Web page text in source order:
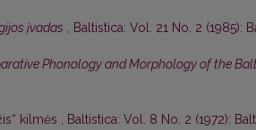
įvadas , Baltistica: Vol. 21 No. 2 (1985):
Phonology and Morphology of the
kilmės , Baltistica: Vol. 8 No. 2 (1972):